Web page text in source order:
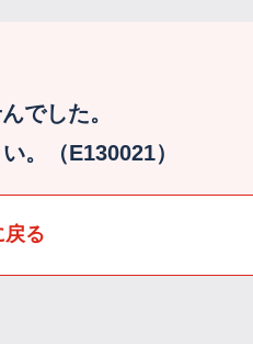
でした。
。（E130021）
戻る